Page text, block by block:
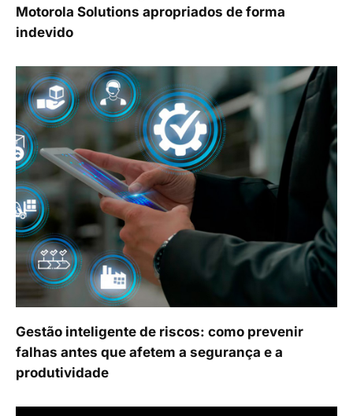
Motorola Solutions apropriados de forma
indevido
Gestão inteligente de riscos: como prevenir
falhas antes que afetem a segurança e a
produtividade